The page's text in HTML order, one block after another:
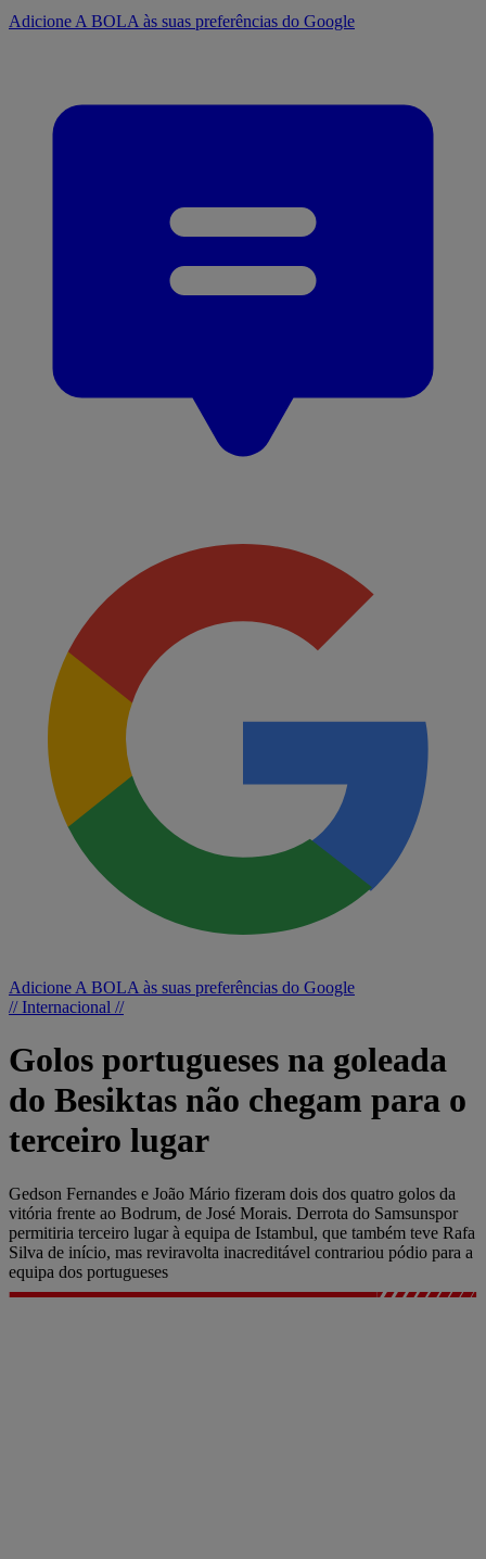
Adicione A BOLA às suas preferências do Google
Adicione A BOLA às suas preferências do Google
// Internacional //
Golos portugueses na goleada
do Besiktas não chegam para o
terceiro lugar
Gedson Fernandes e João Mário fizeram dois dos quatro golos da
vitória frente ao Bodrum, de José Morais. Derrota do Samsunspor
permitiria terceiro lugar à equipa de Istambul, que também teve Rafa
Silva de início, mas reviravolta inacreditável contrariou pódio para a
equipa dos portugueses